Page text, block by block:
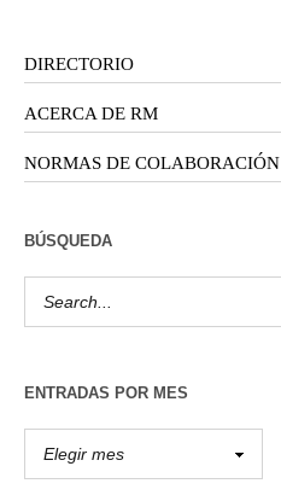
DIRECTORIO
ACERCA DE RM
NORMAS DE COLABORACIÓN
BÚSQUEDA
ENTRADAS POR MES